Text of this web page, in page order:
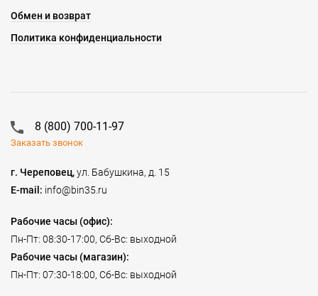
Обмен и возврат
Политика конфиденциальности
8 (800) 700-11-97
Заказать звонок
г. Череповец,ул. Бабушкина, д. 15
E-mail: info@bin35.ru
Рабочие часы (офис):
Пн-Пт: 08:30-17:00, Сб-Вс: выходной
Рабочие часы (магазин):
Пн-Пт: 07:30-18:00, Сб-Вс: выходной